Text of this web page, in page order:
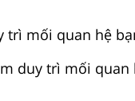
trì mối quan hệ
duy trì mối quan